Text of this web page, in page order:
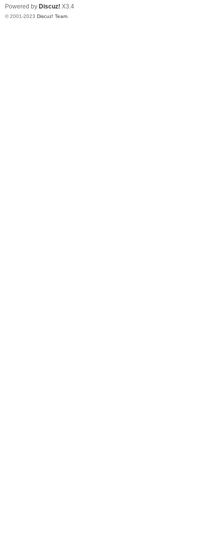
Powered by Discuz! X3.4
© 2001-2023 Discuz! Team